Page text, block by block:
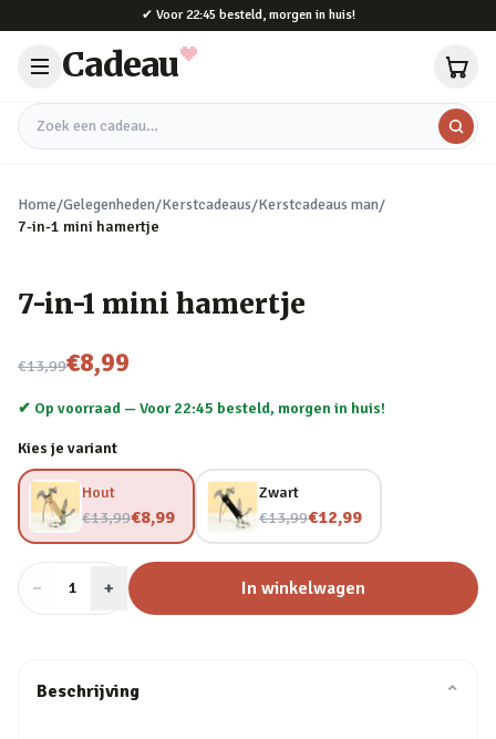
✔ Voor 22:45 besteld, morgen in huis!
Cadeau
Zoek een cadeau
Home/Gelegenheden/Kerstcadeaus/Kerstcadeaus man/
7-in-1 mini hamertje
7-in-1 mini hamertje
€13,99
Nu voor
€8,99
✔ Op voorraad —Voor 22:45 besteld, morgen in huis!
Kies je variant
Hout
€13,99
Nu voor€8,99
Zwart
€13,99
Nu voor€12,99
− Aantal
1 + In winkelwagen
Beschrijving ⌄